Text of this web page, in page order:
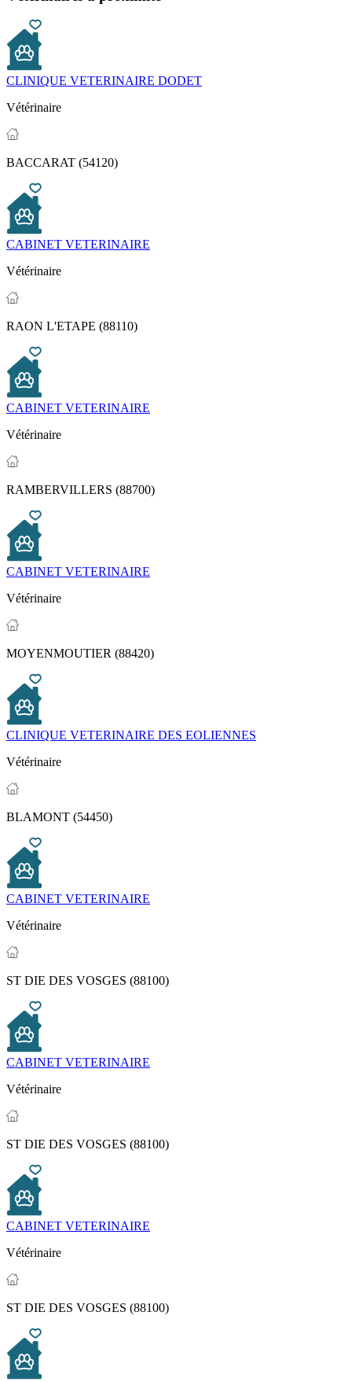
CLINIQUE VETERINAIRE DODET
Vétérinaire
BACCARAT (54120)
CABINET VETERINAIRE
Vétérinaire
RAON L'ETAPE (88110)
CABINET VETERINAIRE
Vétérinaire
RAMBERVILLERS (88700)
CABINET VETERINAIRE
Vétérinaire
MOYENMOUTIER (88420)
CLINIQUE VETERINAIRE DES EOLIENNES
Vétérinaire
BLAMONT (54450)
CABINET VETERINAIRE
Vétérinaire
ST DIE DES VOSGES (88100)
CABINET VETERINAIRE
Vétérinaire
ST DIE DES VOSGES (88100)
CABINET VETERINAIRE
Vétérinaire
ST DIE DES VOSGES (88100)